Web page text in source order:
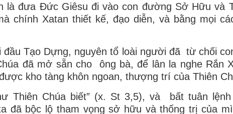
là đưa Đức Giêsu đi vào con đường Sở Hữu và
chính Xatan thiết kế, đạo diễn, và bằng mọi
đầu Tạo Dựng, nguyên tổ loài người đã từ chối
đã mở sẵn cho ông bà, để lân la nghe Rắn
kho tàng khôn ngoan, thượng trí của Thiên
Thiên Chúa biết” (x. St 3,5), và bất tuân lệnh
đã bộc lộ tham vọng sở hữu và thống trị của